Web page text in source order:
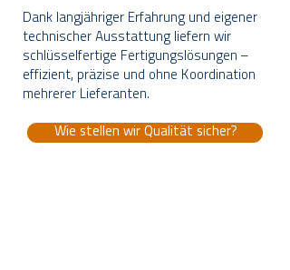
Dank langjähriger Erfahrung und eigener
technischer Ausstattung liefern wir
schlüsselfertige Fertigungslösungen –
effizient, präzise und ohne Koordination
mehrerer Lieferanten.
Wie stellen wir Qualität sicher?